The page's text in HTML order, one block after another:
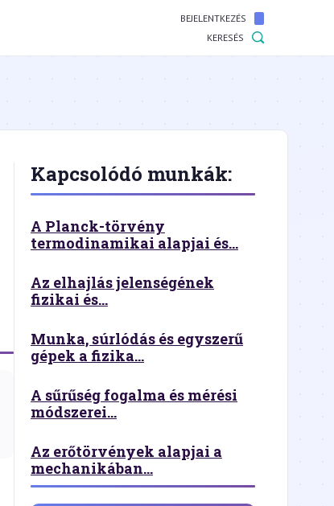
BEJELENTKEZÉS
KERESÉS
Kapcsolódó munkák:
A Planck-törvény
termodinamikai alapjai és...
Az elhajlás jelenségének
fizikai és...
Munka, súrlódás és egyszerű
gépek a fizika...
A sűrűség fogalma és mérési
módszerei...
Az erőtörvények alapjai a
mechanikában...